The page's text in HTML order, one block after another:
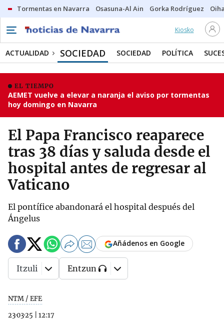
Tormentas en Navarra Osasuna-Al Ain Gorka Rodríguez
Kiosko
ACTUALIDAD SOCIEDAD SOCIEDAD POLÍTICA
EL TIEMPO
AEMET vuelve a elevar a naranja el aviso por tormentas
hoy domingo en Navarra
El Papa Francisco reaparece
tras 38 días y saluda desde el
hospital antes de regresar al
Vaticano
El pontífice abandonará el hospital después del
Ángelus
NTM / EFE
23·03·25
12:17
Añádenos en Google
Itzuli Entzun